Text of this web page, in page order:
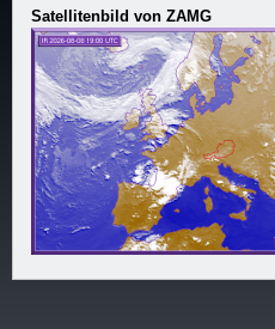
Satellitenbild von ZAMG